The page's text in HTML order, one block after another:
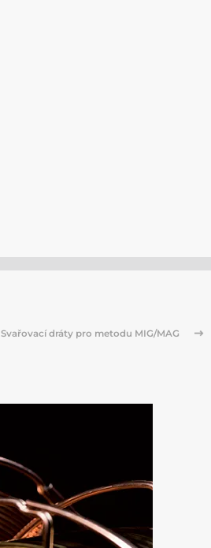
Svařovací dráty pro metodu MIG/MAG